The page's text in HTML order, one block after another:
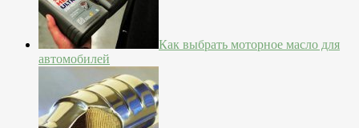
Как выбрать моторное масло для
автомобилей